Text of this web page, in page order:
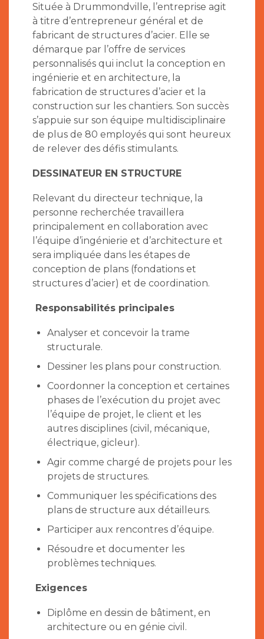
Située à Drummondville, l’entreprise agit
à titre d’entrepreneur général et de
fabricant de structures d’acier. Elle se
démarque par l’offre de services
personnalisés qui inclut la conception en
ingénierie et en architecture, la
fabrication de structures d’acier et la
construction sur les chantiers. Son succès
s’appuie sur son équipe multidisciplinaire
de plus de 80 employés qui sont heureux
de relever des défis stimulants.
DESSINATEUR EN STRUCTURE
Relevant du directeur technique, la
personne recherchée travaillera
principalement en collaboration avec
l’équipe d’ingénierie et d’architecture et
sera impliquée dans les étapes de
conception de plans (fondations et
structures d’acier) et de coordination.
Responsabilités principales
Analyser et concevoir la trame
structurale.
Dessiner les plans pour construction.
Coordonner la conception et certaines
phases de l’exécution du projet avec
l’équipe de projet, le client et les
autres disciplines (civil, mécanique,
électrique, gicleur).
Agir comme chargé de projets pour les
projets de structures.
Communiquer les spécifications des
plans de structure aux détailleurs.
Participer aux rencontres d’équipe.
Résoudre et documenter les
problèmes techniques.
Exigences
Diplôme en dessin de bâtiment, en
architecture ou en génie civil.